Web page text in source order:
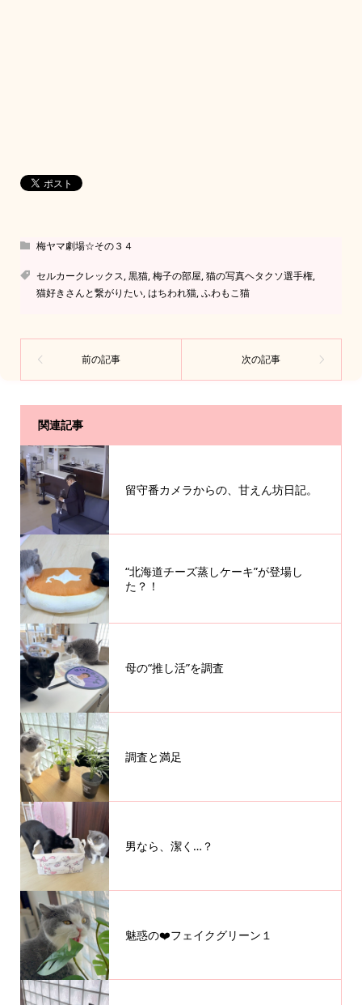
梅ヤマ劇場☆その３４
セルカークレックス,黒猫,梅子の部屋,猫の写真ヘタクソ選手権,
猫好きさんと繋がりたい,はちわれ猫,ふわもこ猫
関連記事
留守番カメラからの、甘えん坊日記。
“北海道チーズ蒸しケーキ”が登場し
た？！
母の“推し活”を調査
調査と満足
男なら、潔く…？
魅惑の❤️フェイクグリーン１